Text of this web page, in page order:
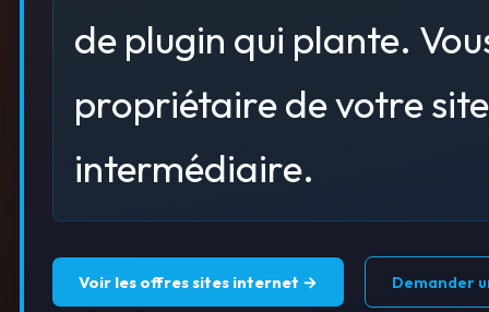
de plugin qui plante.
propriétaire de votre
intermédiaire.
Voir les offres sites internet → Demander